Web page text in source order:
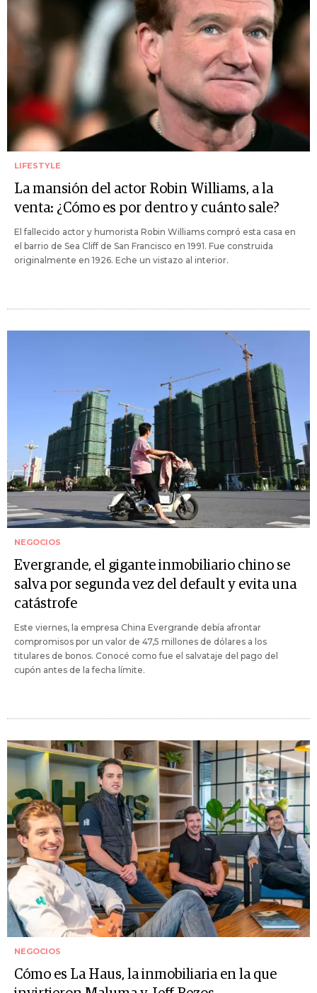
LIFESTYLE
La mansión del actor Robin Williams, a la
venta: ¿Cómo es por dentro y cuánto sale?
El fallecido actor y humorista Robin Williams compró esta casa en
el barrio de Sea Cliff de San Francisco en 1991. Fue construida
originalmente en 1926. Eche un vistazo al interior.
NEGOCIOS
Evergrande, el gigante inmobiliario chino se
salva por segunda vez del default y evita una
catástrofe
Este viernes, la empresa China Evergrande debía afrontar
compromisos por un valor de 47,5 millones de dólares a los
titulares de bonos. Conocé como fue el salvataje del pago del
cupón antes de la fecha límite.
NEGOCIOS
Cómo es La Haus, la inmobiliaria en la que